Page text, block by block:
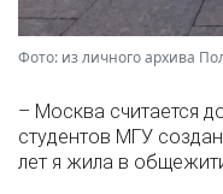
Фото: из личного архива
– Москва считается
студентов МГУ
лет я жила в